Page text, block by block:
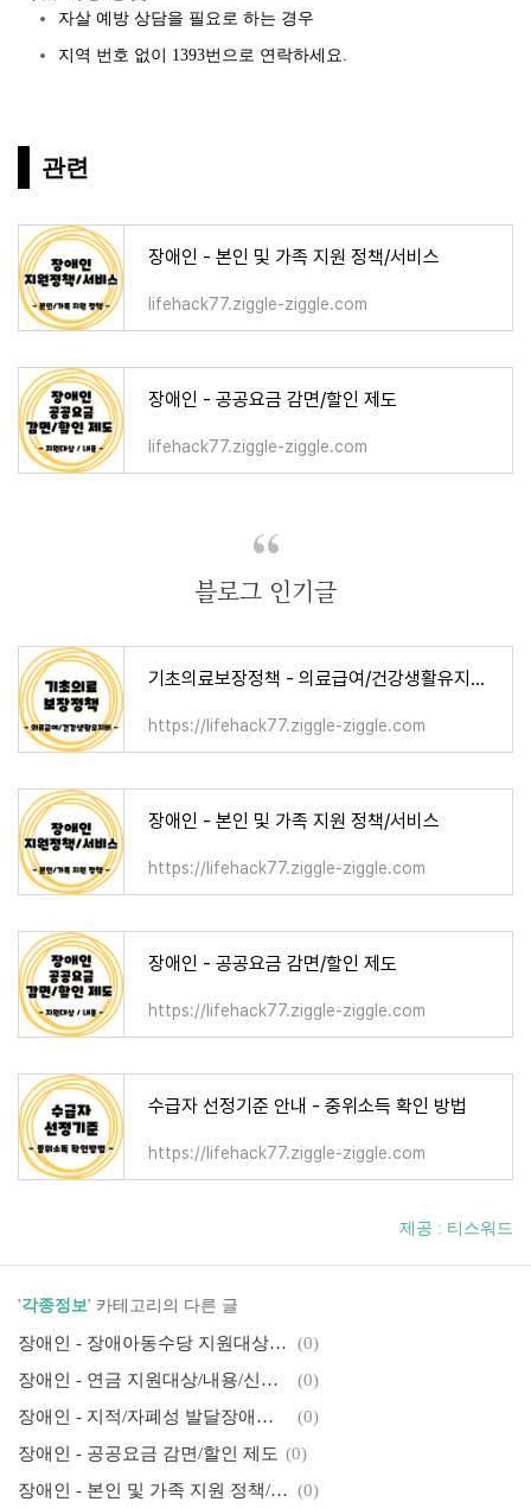
자살 예방 상담을 필요로 하는 경우
지역 번호 없이 1393번으로 연락하세요.
관련
장애인 - 본인 및 가족 지원 정책/서비스
lifehack77.ziggle-ziggle.com
장애인 - 공공요금 감면/할인 제도
lifehack77.ziggle-ziggle.com
블로그 인기글
기초의료보장정책 - 의료급여/건강생활유지비/요양비/임신출산진료비
https://lifehack77.ziggle-ziggle.com
장애인 - 본인 및 가족 지원 정책/서비스
https://lifehack77.ziggle-ziggle.com
장애인 - 공공요금 감면/할인 제도
https://lifehack77.ziggle-ziggle.com
수급자 선정기준 안내 - 중위소득 확인 방법
https://lifehack77.ziggle-ziggle.com
제공 : 티스워드
'각종정보' 카테고리의 다른 글
장애인 - 장애아동수당 지원대상 / 신청방법
(0)
장애인 - 연금 지원대상/내용/신청방법 안내
(0)
장애인 - 지적/자폐성 발달장애인 주간활동서비스
(0)
장애인 - 공공요금 감면/할인 제도 (0)
장애인 - 본인 및 가족 지원 정책/서비스 (0)